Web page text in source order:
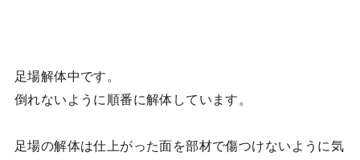
足場解体中です。
倒れないように順番に解体しています。
足場の解体は仕上がった面を部材で傷つけないように気